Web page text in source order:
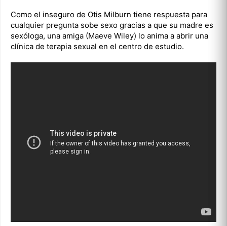
Como el inseguro de Otis Milburn tiene respuesta para
cualquier pregunta sobe sexo gracias a que su madre es
sexóloga, una amiga (Maeve Wiley) lo anima a abrir una
clínica de terapia sexual en el centro de estudio.